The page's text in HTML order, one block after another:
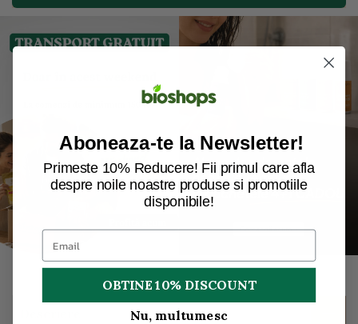
Aboneaza-te la Newsletter!
Primeste 10% Reducere! Fii primul care afla
despre noile noastre produse si promotiile
disponibile!
OBTINE 10% DISCOUNT
Nu, multumesc